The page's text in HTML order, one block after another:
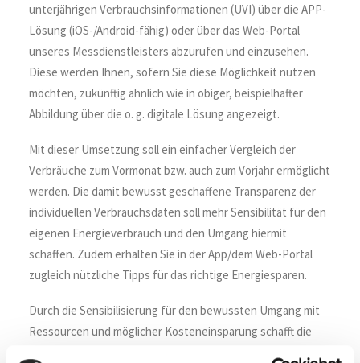
unterjährigen Verbrauchsinformationen (UVI) über die APP-
Lösung (iOS-/Android-fähig) oder über das Web-Portal
unseres Messdienstleisters abzurufen und einzusehen.
Diese werden Ihnen, sofern Sie diese Möglichkeit nutzen
möchten, zukünftig ähnlich wie in obiger, beispielhafter
Abbildung über die o. g. digitale Lösung angezeigt.
Mit dieser Umsetzung soll ein einfacher Vergleich der
Verbräuche zum Vormonat bzw. auch zum Vorjahr ermöglicht
werden. Die damit bewusst geschaffene Transparenz der
individuellen Verbrauchsdaten soll mehr Sensibilität für den
eigenen Energieverbrauch und den Umgang hiermit
schaffen. Zudem erhalten Sie in der App/dem Web-Portal
zugleich nützliche Tipps für das richtige Energiesparen.
Durch die Sensibilisierung für den bewussten Umgang mit
Ressourcen und möglicher Kosteneinsparung schafft die